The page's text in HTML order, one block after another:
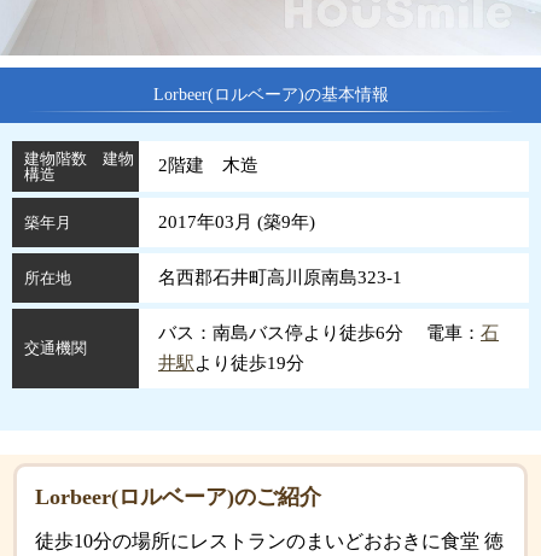
Lorbeer(ロルベーア)の基本情報
建物階数 建物
構造
2階建 木造
築年月 2017年03月 (築9年)
所在地 名西郡石井町高川原南島323-1
交通機関
バス：南島バス停より徒歩6分 電車： 石
井駅より徒歩19分
Lorbeer(ロルベーア)のご紹介
徒歩10分の場所にレストランのまいどおおきに食堂 徳